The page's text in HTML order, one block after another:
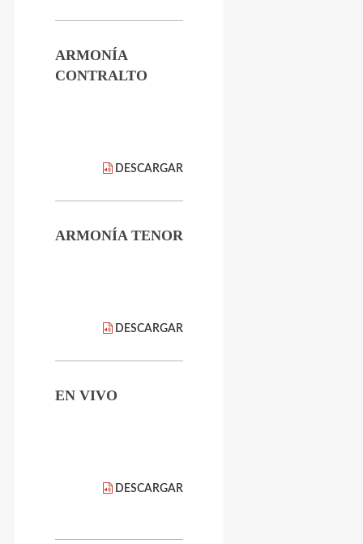
ARMONÍA
CONTRALTO
DESCARGAR
ARMONÍA TENOR
DESCARGAR
EN VIVO
DESCARGAR